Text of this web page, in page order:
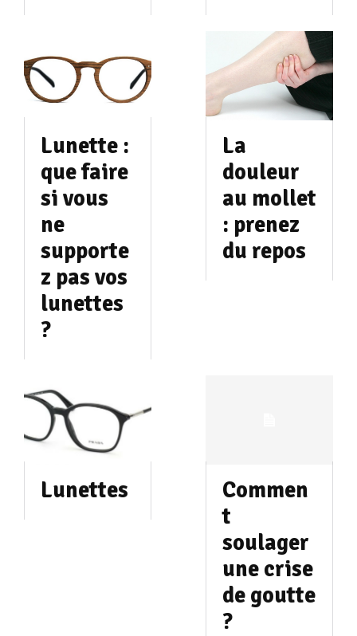
Lunette :
que faire
si vous
ne
supporte
z pas vos
lunettes
?
La
douleur
au mollet
: prenez
du repos
Lunettes
Commen
t
soulager
une crise
de goutte
?